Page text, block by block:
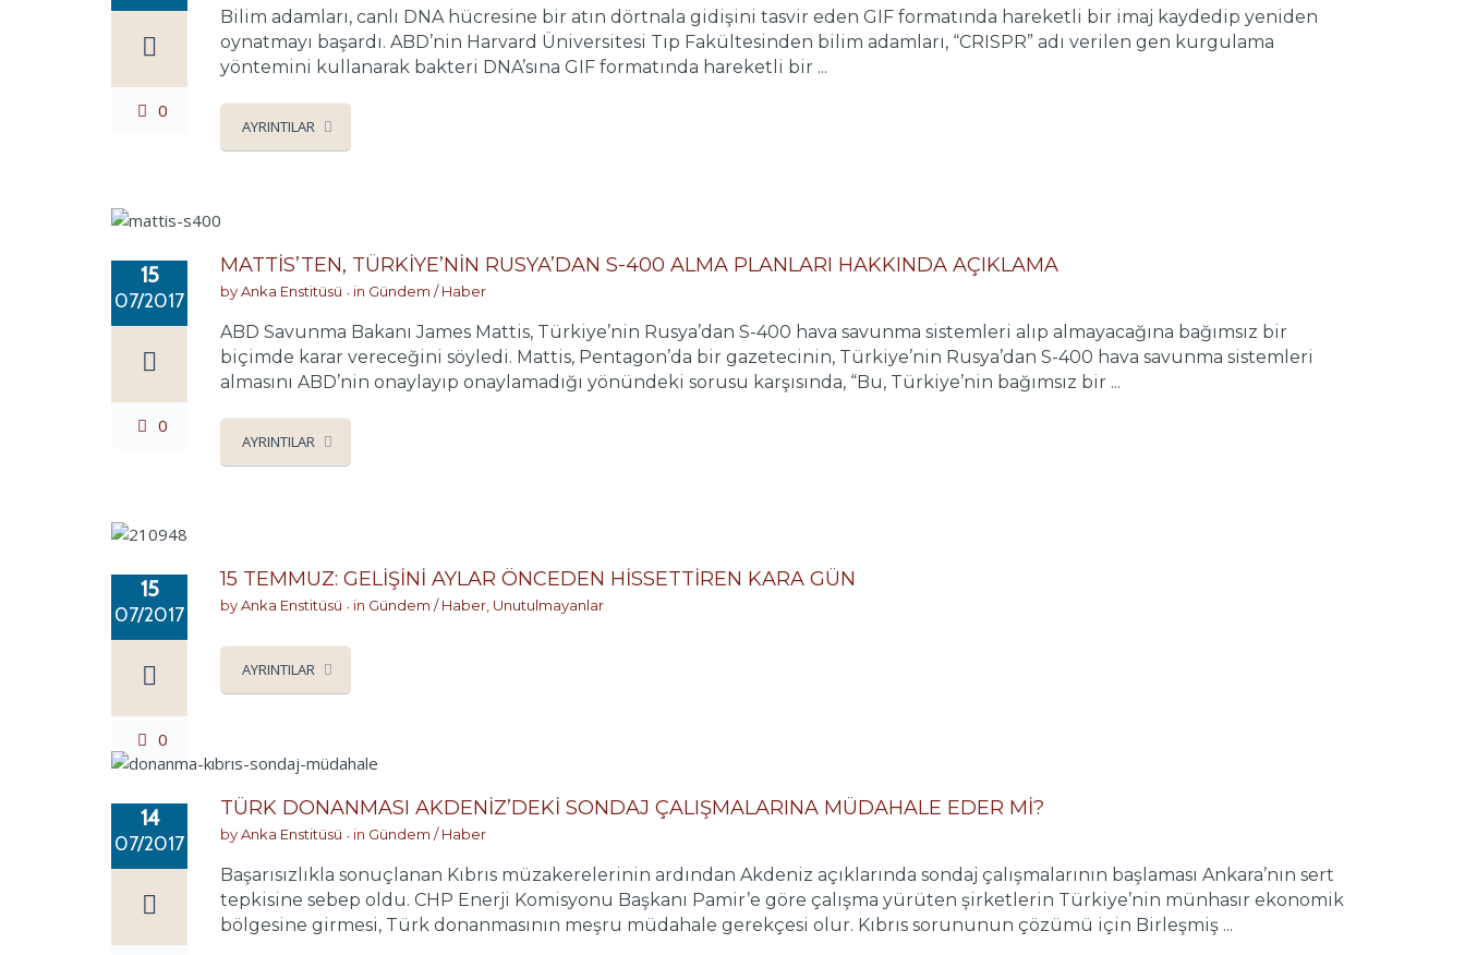
0
Bilim adamları, canlı DNA hücresine bir atın dörtnala gidişini tasvir eden GIF formatında hareketli bir imaj kaydedip yeniden
oynatmayı başardı. ABD’nin Harvard Üniversitesi Tıp Fakültesinden bilim adamları, “CRISPR” adı verilen gen kurgulama
yöntemini kullanarak bakteri DNA’sına GIF formatında hareketli bir ...
AYRINTILAR
15
07/2017
0
MATTİS’TEN, TÜRKİYE’NİN RUSYA’DAN S-400 ALMA PLANLARI HAKKINDA AÇIKLAMA
byAnka Enstitüsü in Gündem / Haber
ABD Savunma Bakanı James Mattis, Türkiye’nin Rusya’dan S-400 hava savunma sistemleri alıp almayacağına bağımsız bir
biçimde karar vereceğini söyledi. Mattis, Pentagon’da bir gazetecinin, Türkiye’nin Rusya’dan S-400 hava savunma sistemleri
almasını ABD’nin onaylayıp onaylamadığı yönündeki sorusu karşısında, “Bu, Türkiye’nin bağımsız bir ...
AYRINTILAR
15
07/2017
0
15 TEMMUZ: GELİŞİNİ AYLAR ÖNCEDEN HİSSETTİREN KARA GÜN
byAnka Enstitüsü in Gündem / Haber, Unutulmayanlar
AYRINTILAR
14
07/2017
TÜRK DONANMASI AKDENİZ’DEKİ SONDAJ ÇALIŞMALARINA MÜDAHALE EDER Mİ?
byAnka Enstitüsü in Gündem / Haber
Başarısızlıkla sonuçlanan Kıbrıs müzakerelerinin ardından Akdeniz açıklarında sondaj çalışmalarının başlaması Ankara’nın sert
tepkisine sebep oldu. CHP Enerji Komisyonu Başkanı Pamir’e göre çalışma yürüten şirketlerin Türkiye’nin münhasır ekonomik
bölgesine girmesi, Türk donanmasının meşru müdahale gerekçesi olur. Kıbrıs sorununun çözümü için Birleşmiş ...